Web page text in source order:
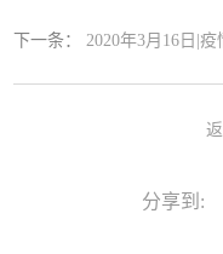
下一条： 2020年3月16日|疫情期间
分享到: